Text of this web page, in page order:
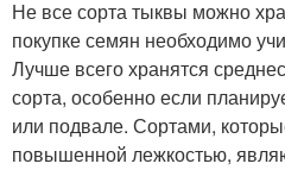
Не все сорта тыквы можно
покупке семян необходимо
Лучше всего хранятся
сорта, особенно если
или подвале. Сортами,
повышенной лежкостью,